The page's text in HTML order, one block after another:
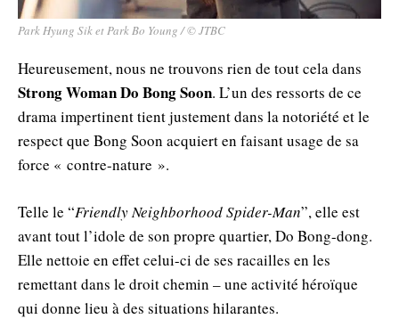
Park Hyung Sik et Park Bo Young / © JTBC
Heureusement, nous ne trouvons rien de tout cela dans
Strong Woman Do Bong Soon. L’un des ressorts de ce
drama impertinent tient justement dans la notoriété et le
respect que Bong Soon acquiert en faisant usage de sa
force « contre-nature ».
Telle le “Friendly Neighborhood Spider-Man”, elle est
avant tout l’idole de son propre quartier, Do Bong-dong.
Elle nettoie en effet celui-ci de ses racailles en les
remettant dans le droit chemin – une activité héroïque
qui donne lieu à des situations hilarantes.